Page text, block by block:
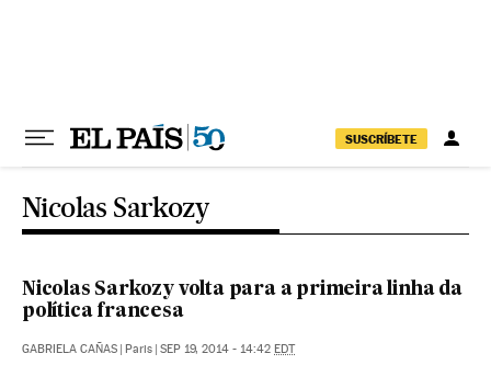
SUSCRÍBETE
Nicolas Sarkozy
Nicolas Sarkozy volta para a primeira linha da
política francesa
GABRIELA CAÑAS | Paris | SEP 19, 2014 - 14:42 EDT